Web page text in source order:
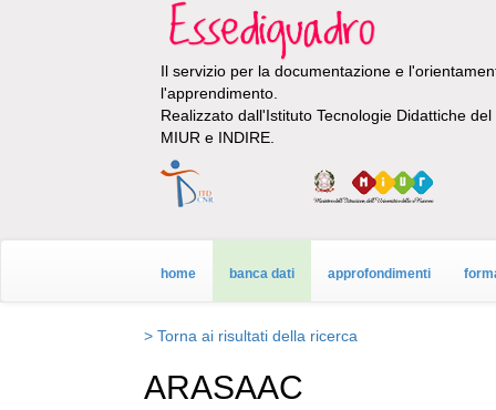
Il servizio per la documentazione e
l'apprendimento.
Realizzato dall'Istituto Tecnologie Didattiche
MIUR e INDIRE.
home banca dati approfondimenti
> Torna ai risultati della ricerca
ARASAAC